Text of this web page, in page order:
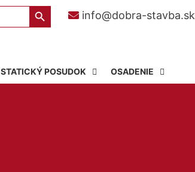
info@dobra-stavba.sk
Search Button
STATICKÝ POSUDOK OSADENIE